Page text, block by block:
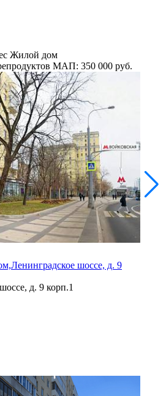
Жилой дом
МАП: 350 000 руб.
шоссе, д. 9
д. 9 корп.1